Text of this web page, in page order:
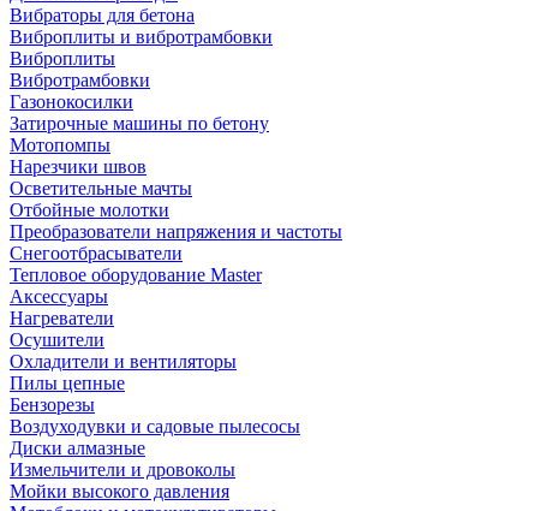
Вибраторы для бетона
Виброплиты и вибротрамбовки
Виброплиты
Вибротрамбовки
Газонокосилки
Затирочные машины по бетону
Мотопомпы
Нарезчики швов
Осветительные мачты
Отбойные молотки
Преобразователи напряжения и частоты
Снегоотбрасыватели
Тепловое оборудование Master
Аксессуары
Нагреватели
Осушители
Охладители и вентиляторы
Пилы цепные
Бензорезы
Воздуходувки и садовые пылесосы
Диски алмазные
Измельчители и дровоколы
Мойки высокого давления